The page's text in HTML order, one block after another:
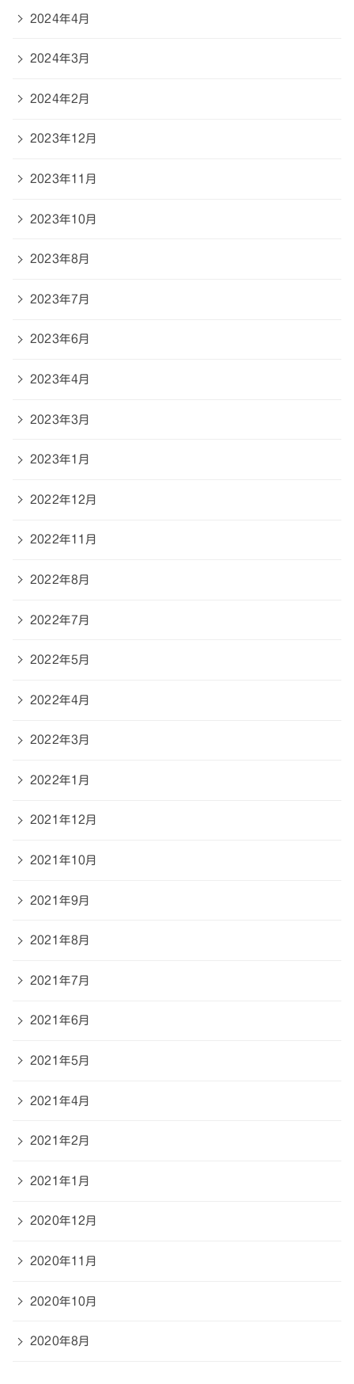
2024年4月
2024年3月
2024年2月
2023年12月
2023年11月
2023年10月
2023年8月
2023年7月
2023年6月
2023年4月
2023年3月
2023年1月
2022年12月
2022年11月
2022年8月
2022年7月
2022年5月
2022年4月
2022年3月
2022年1月
2021年12月
2021年10月
2021年9月
2021年8月
2021年7月
2021年6月
2021年5月
2021年4月
2021年2月
2021年1月
2020年12月
2020年11月
2020年10月
2020年8月